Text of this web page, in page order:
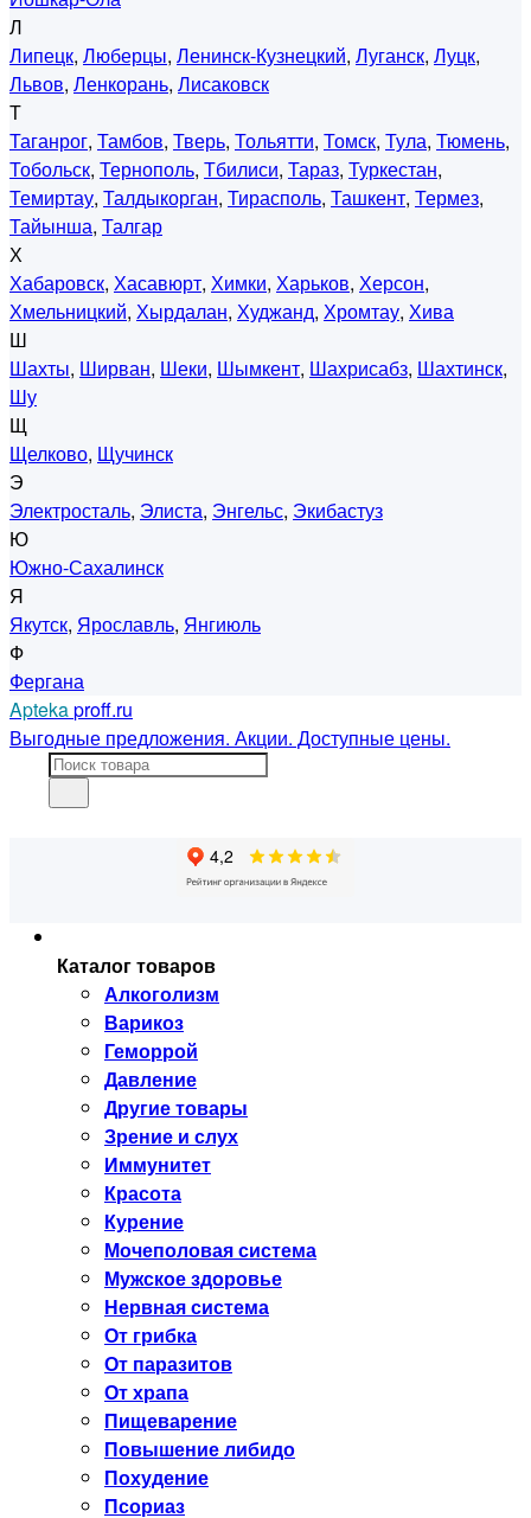
Л
Липецк, Люберцы, Ленинск-Кузнецкий, Луганск, Луцк,
Львов, Ленкорань, Лисаковск
Т
Таганрог, Тамбов, Тверь, Тольятти, Томск, Тула, Тюмень,
Тобольск, Тернополь, Тбилиси, Тараз, Туркестан,
Темиртау, Талдыкорган, Тирасполь, Ташкент, Термез,
Тайынша, Талгар
Х
Хабаровск, Хасавюрт, Химки, Харьков, Херсон,
Хмельницкий, Хырдалан, Худжанд, Хромтау, Хива
Ш
Шахты, Ширван, Шеки, Шымкент, Шахрисабз, Шахтинск,
Шу
Щ
Щелково, Щучинск
Э
Электросталь, Элиста, Энгельс, Экибастуз
Ю
Южно-Сахалинск
Я
Якутск, Ярославль, Янгиюль
Ф
Фергана
Aptekaproff.ru
Выгодные предложения. Акции. Доступные цены.
Каталог товаров
Алкоголизм
Варикоз
Геморрой
Давление
Другие товары
Зрение и слух
Иммунитет
Красота
Курение
Мочеполовая система
Мужское здоровье
Нервная система
От грибка
От паразитов
От храпа
Пищеварение
Повышение либидо
Похудение
Псориаз